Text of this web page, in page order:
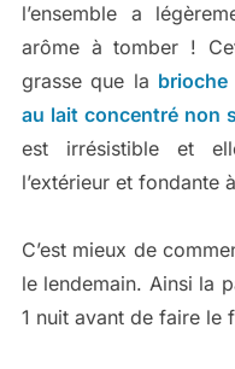
l’ensemble a
arôme à tomber !
grasse que la brioche
au lait concentré non
est irrésistible et
l’extérieur et fondante
C’est mieux de
le lendemain. Ainsi la
1 nuit avant de faire le